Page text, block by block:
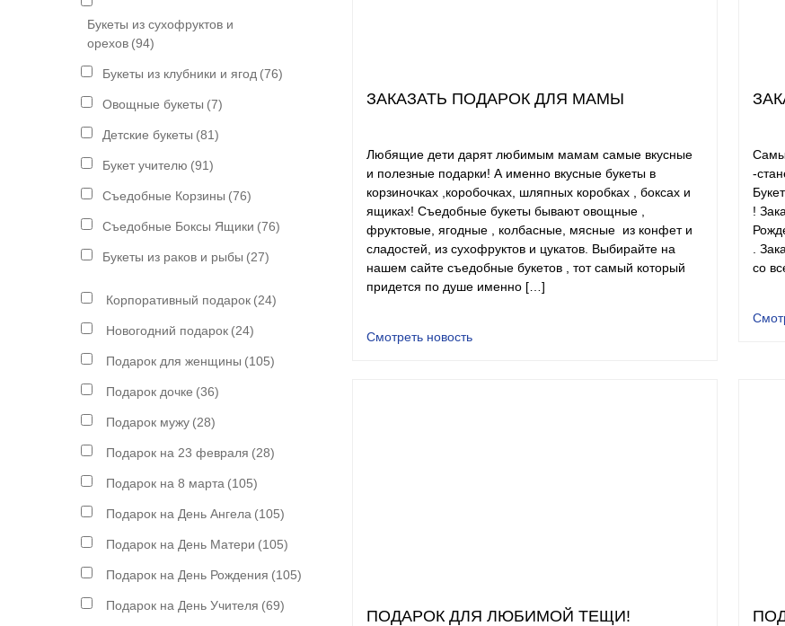
ЗАКАЗАТЬ ПОДАРОК ДЛЯ МАМЫ
Любящие дети дарят любимым мамам самые вкусные
и полезные подарки! А именно вкусные букеты в
корзиночках ,коробочках, шляпных коробках , боксах и
ящиках! Съедобные букеты бывают овощные ,
фруктовые, ягодные , колбасные, мясные из конфет и
сладостей, из сухофруктов и цукатов. Выбирайте на
нашем сайте съедобные букетов , тот самый который
придется по душе именно […]
Смотреть новость
-
!
.
со
ПОДАРОК ДЛЯ ЛЮБИМОЙ ТЕЩИ!
Букеты из сухофруктов и
орехов (94)
Букеты из клубники и ягод (76)
Овощные букеты (7)
Детские букеты (81)
Букет учителю (91)
Съедобные Корзины (76)
Съедобные Боксы Ящики (76)
Букеты из раков и рыбы (27)
Корпоративный подарок (24)
Новогодний подарок (24)
Подарок для женщины (105)
Подарок дочке (36)
Подарок мужу (28)
Подарок на 23 февраля (28)
Подарок на 8 марта (105)
Подарок на День Ангела (105)
Подарок на День Матери (105)
Подарок на День Рождения (105)
Подарок на День Учителя (69)